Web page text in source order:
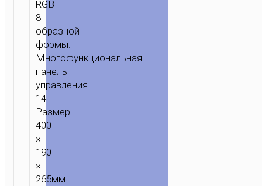
RGB
8-
образной
формы.
Многофункциональная
панель
управления.
14.
Размер:
400
×
190
×
265мм.